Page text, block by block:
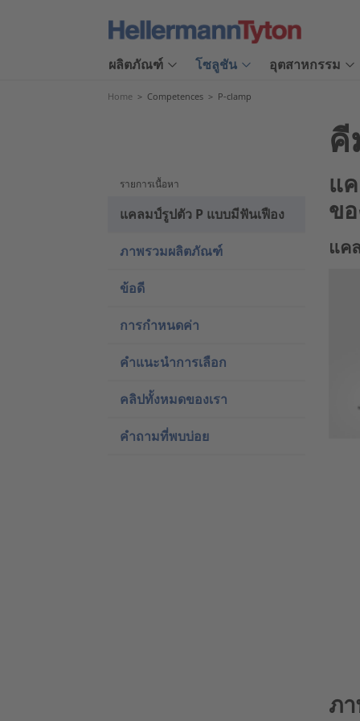
ผลิตภัณฑ์ โซลูชัน อุตสาหกรรม
Home > Competences > P-clamp
รายการเนื้อหา
แคลมป์รูปตัว P แบบมีฟันเฟือง
ภาพรวมผลิตภัณฑ์
ข้อดี
การกำหนดค่า
คำแนะนำการเลือก
คลิปทั้งหมดของเรา
คำถามที่พบบ่อย
คี
แ
ข
แค
ภ